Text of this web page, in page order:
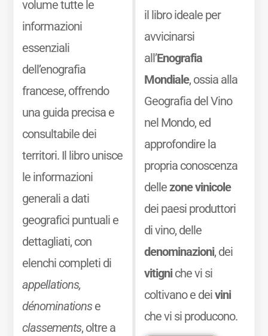
volume tutte le
informazioni
essenziali
dell’enografia
francese, offrendo
una guida precisa e
consultabile dei
territori. Il libro unisce
le informazioni
generali a dati
geografici puntuali e
dettagliati, con
elenchi completi di
appellations,
dénominationse
classements, oltre a
il libro ideale per
avvicinarsi
all’Enografia
Mondiale, ossia alla
Geografia del Vino
nel Mondo, ed
approfondire la
propria conoscenza
dellezone vinicole
dei paesi produttori
di vino, delle
denominazioni, dei
vitigniche vi si
coltivano e deivini
che vi si producono.